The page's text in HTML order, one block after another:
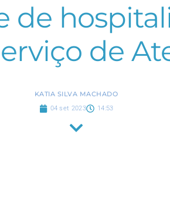
de
de
KATIA SILVA MACHADO
04 set 2023 14:53